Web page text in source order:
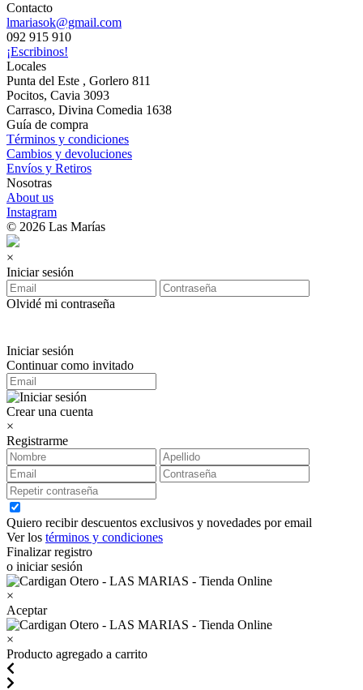
Contacto
lmariasok@gmail.com
092 915 910
¡Escribinos!
Locales
Punta del Este , Gorlero 811
Pocitos, Cavia 3093
Carrasco, Divina Comedia 1638
Guía de compra
Términos y condiciones
Cambios y devoluciones
Envíos y Retiros
Nosotras
About us
Instagram
© 2026 Las Marías
×
Iniciar sesión
Olvidé mi contraseña
Iniciar sesión
Continuar como invitado
Crear una cuenta
×
Registrarme
Quiero recibir descuentos exclusivos y novedades por email
Ver los términos y condiciones
Finalizar registro
o iniciar sesión
×
Aceptar
×
Producto agregado a carrito